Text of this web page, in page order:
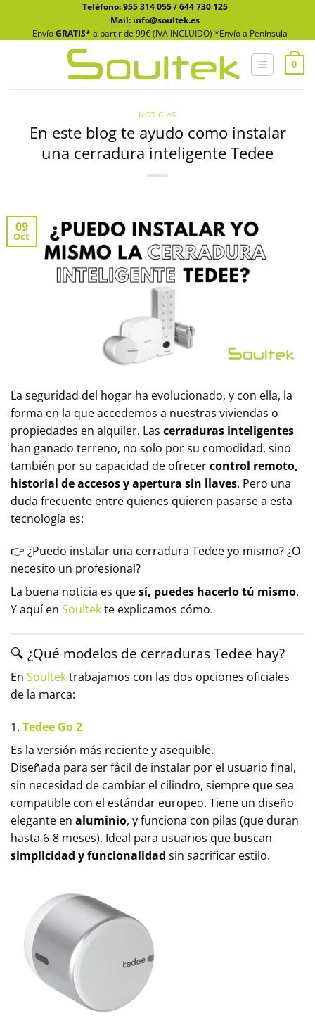
contenido
Teléfono:955 314 055/644 730 125
Mail: info@soultek.es
EnvíoGRATIS* a partir de 99€ (IVA INCLUIDO) *Envío a Península
0
NOTICIAS
En este blog te ayudo como instalar
una cerradura inteligente Tedee
09
Oct
La seguridad del hogar ha evolucionado, y con ella, la
forma en la que accedemos a nuestras viviendas o
propiedades en alquiler. Las cerraduras inteligentes
han ganado terreno, no solo por su comodidad, sino
también por su capacidad de ofrecercontrol remoto,
historial de accesos y apertura sin llaves. Pero una
duda frecuente entre quienes quieren pasarse a esta
tecnología es:
👉 ¿Puedo instalar una cerradura Tedee yo mismo? ¿O
necesito un profesional?
La buena noticia es quesí, puedes hacerlo tú mismo.
Y aquí en Soultekte explicamos cómo.
🔍 ¿Qué modelos de cerraduras Tedee hay?
En Soultektrabajamos con las dos opciones oficiales
de la marca:
1. Tedee Go 2
Es la versión más reciente y asequible.
Diseñada para ser fácil de instalar por el usuario final,
sin necesidad de cambiar el cilindro, siempre que sea
compatible con el estándar europeo. Tiene un diseño
elegante en aluminio, y funciona con pilas (que duran
hasta 6-8 meses). Ideal para usuarios que buscan
simplicidad y funcionalidad sin sacrificar estilo.